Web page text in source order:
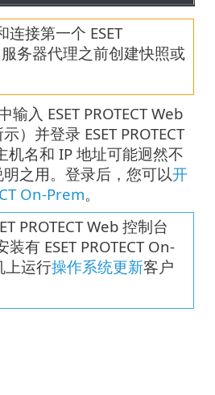
连接第一个 ESET
务器代理之前创建快照或
入 ESET PROTECT Web
）并登录 ESET PROTECT
机名和 IP 地址可能迥然不
之用。登录后，您可以开
On-Prem。
PROTECT Web 控制台
有 ESET PROTECT On-
上运行操作系统更新客户